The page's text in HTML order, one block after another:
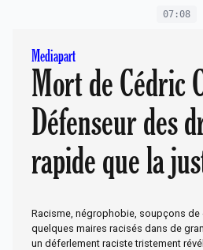
07:08
Mediapart
Mort de Cédric
Défenseur des
rapide que la
Racisme, négrophobie, soupçons de
quelques maires racisés dans de
un déferlement raciste tristement